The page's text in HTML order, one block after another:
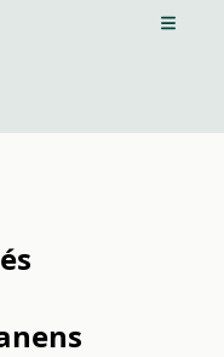
Open